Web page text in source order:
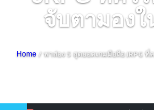
จับตามองใ
Home / พาส่อง 5 สุดยอดเกมมือถือ JRPG